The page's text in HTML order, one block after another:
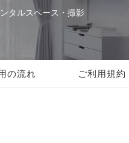
タルスペース・撮影
の流れ ご利用規約